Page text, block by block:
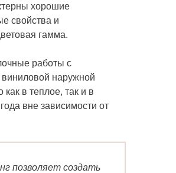
хорошие
свойства и
гамма.
работы с
наружной
в теплое, так и в
вне зависимости от
позволяет создать